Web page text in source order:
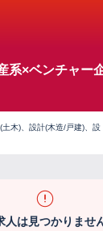
系×ベンチャー
木)、設計(木造/戸建)、設
人は見つかりませ